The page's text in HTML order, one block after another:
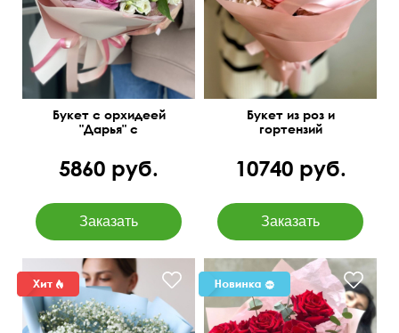
Букет с орхидеей
"Дарья" с
5860 руб.
Букет из роз и
гортензий
10740 руб.